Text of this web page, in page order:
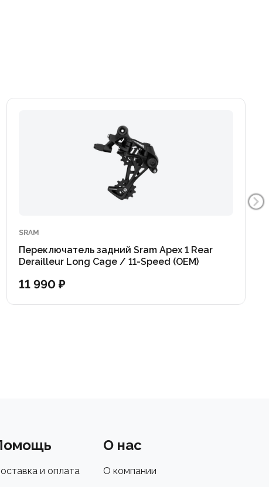
SRAM
Переключатель задний Sram Apex 1 Rear
Derailleur Long Cage / 11-Speed (OEM)
11 990 ₽
и оплата
О нас
О компании